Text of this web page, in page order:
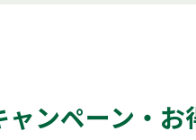
ャンペーン・お